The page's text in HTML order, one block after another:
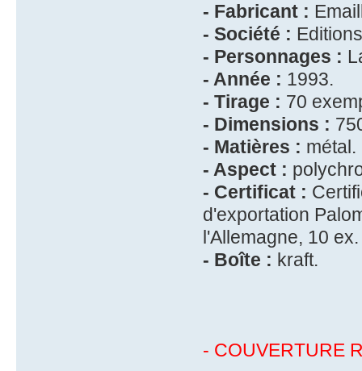
- Fabricant :
- Société :
- Personnages :
- Année : 1993.
- Tirage : 70
- Dimensions :
- Matières : métal.
- Aspect :
- Certificat :
d'exportation
l'Allemagne, 10
- Boîte : kraft.
- COUVERTURE